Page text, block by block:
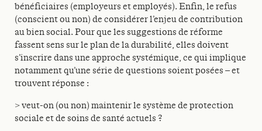
bénéficiaires (employeurs et employés). Enfin, le refus
(conscient ou non) de considérer l’enjeu de contribution
au bien social. Pour que les suggestions de réforme
fassent sens sur le plan de la durabilité, elles doivent
s’inscrire dans une approche systémique, ce qui implique
notamment qu’une série de questions soient posées – et
trouvent réponse :
> veut-on (ou non) maintenir le système de protection
sociale et de soins de santé actuels ?